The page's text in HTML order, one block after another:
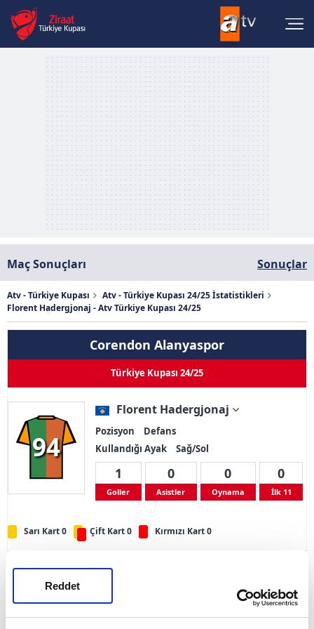
Reddet
Maç Sonuçları Sonuçlar
Atv - Türkiye Kupası
Atv - Türkiye Kupası 24/25 İstatistikleri
Florent Hadergjonaj - Atv Türkiye Kupası 24/25
Corendon Alanyaspor
Türkiye Kupası 24/25
94
Florent Hadergjonaj
Pozisyon
Defans
Kullandığı Ayak
Sağ/Sol
1
Goller
0
Asistler
0
Oynama
0
İlk 11
Sarı Kart 0 Çift Kart 0 Kırmızı Kart 0
Doğum Tarihi
Ülke Kosova